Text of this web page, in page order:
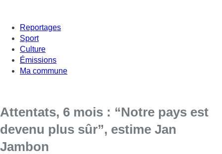
Reportages
Sport
Culture
Émissions
Ma commune
Attentats, 6 mois : “Notre pays est
devenu plus sûr”, estime Jan
Jambon